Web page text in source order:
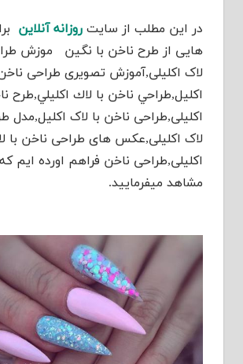
در این مطلب از سایت روزانه آنلاین
هایی از طرح ناخن با نگین موزش
لاک اکلیلی,آموزش تصویری طراحی
اکلیل,طراحي ناخن با لاك اكليلي,طرح
اکلیلی,طراحی ناخن با لاک اکلیل,مدل
لاک اکلیلی,عکس های طراحی ناخن با
اکلیلی,طراحی ناخن فراهم اورده ایم
مشاهد میفرمایید.